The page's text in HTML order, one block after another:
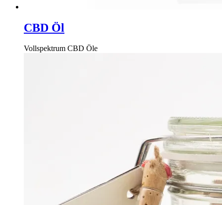
CBD Öl
Vollspektrum CBD Öle